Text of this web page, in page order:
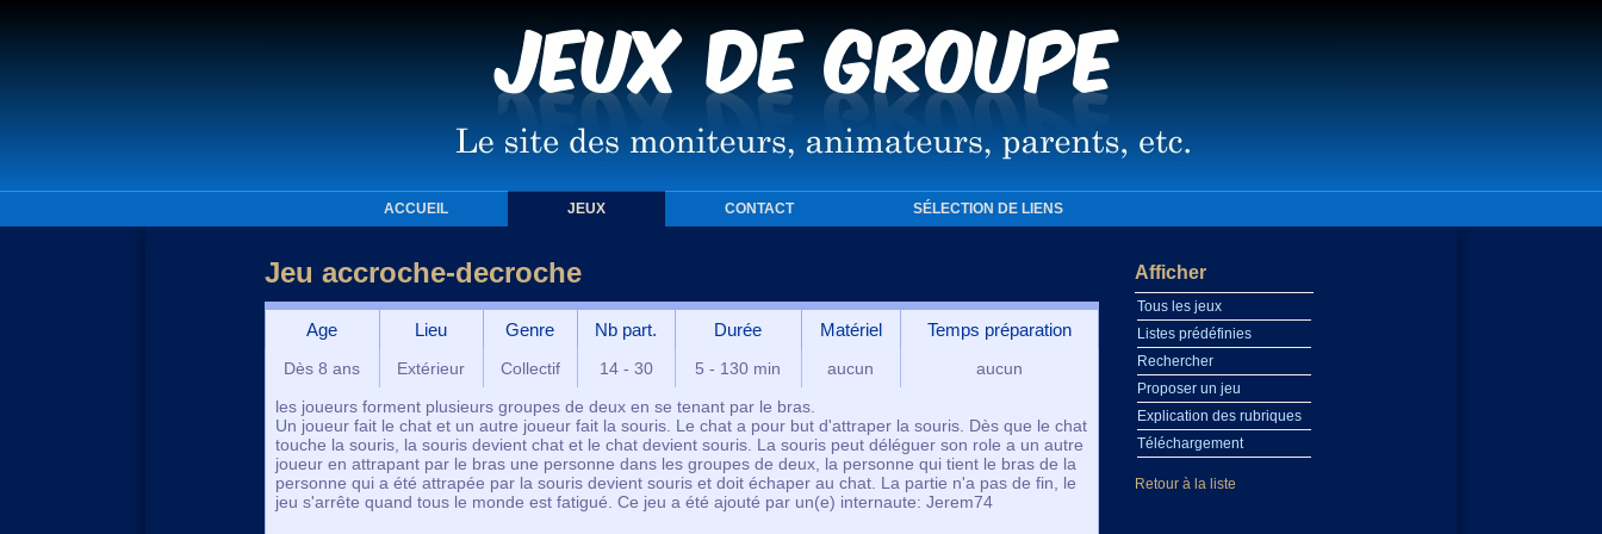
ACCUEIL JEUX CONTACT SÉLECTION DE LIENS
Jeu accroche-decroche
Age Lieu Genre Nb part. Durée Matériel Temps préparation
Dès 8 ans Extérieur Collectif 14 - 30 5 - 130 min aucun
aucun
les joueurs forment plusieurs groupes de deux en se tenant par le bras.
Un joueur fait le chat et un autre joueur fait la souris. Le chat a pour but d'attraper la souris. Dès que le chat
touche la souris, la souris devient chat et le chat devient souris. La souris peut déléguer son role a un autre
joueur en attrapant par le bras une personne dans les groupes de deux, la personne qui tient le bras de la
personne qui a été attrapée par la souris devient souris et doit échaper au chat. La partie n'a pas de fin, le
jeu s'arrête quand tous le monde est fatigué. Ce jeu a été ajouté par un(e) internaute: Jerem74
Afficher
Tous les jeux
Listes prédéfinies
Rechercher
Proposer un jeu
Explication des rubriques
Téléchargement
Retour à la liste